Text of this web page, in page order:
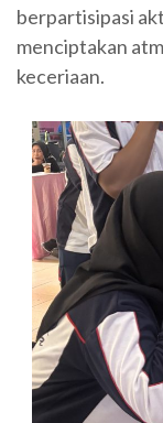
berpartisipasi
menciptakan
keceriaan.